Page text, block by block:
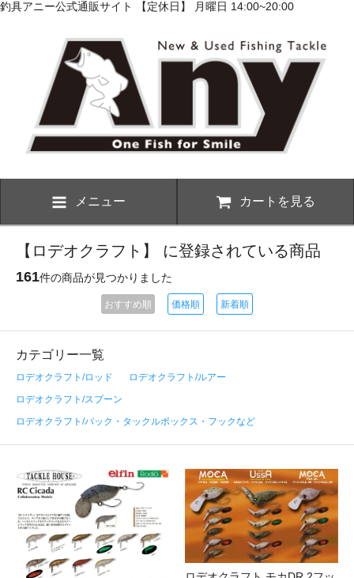
釣具アニー公式通販サイト 【定休日】 月曜日 14:00~20:00
メニュー カートを見る
【ロデオクラフト】 に登録されている商品
161件の商品が見つかりました
おすすめ順 価格順 新着順
カテゴリー一覧
ロデオクラフト/ロッド
ロデオクラフト/ルアー
ロデオクラフト/スプーン
ロデオクラフト/バック・タックルボックス・フックなど